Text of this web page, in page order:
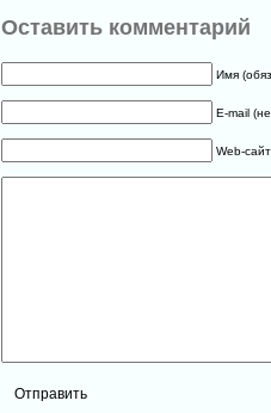
Оставить комментарий
Имя
E-mail
Web-сайт